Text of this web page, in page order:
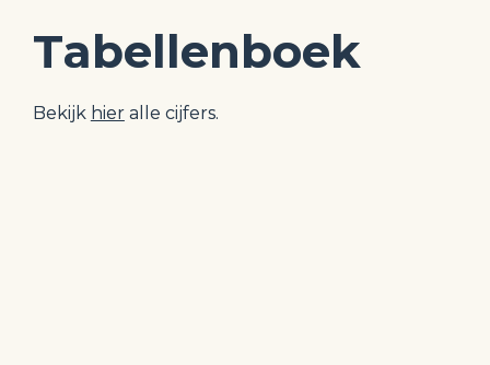
Tabellenboek
Bekijk hier alle cijfers.